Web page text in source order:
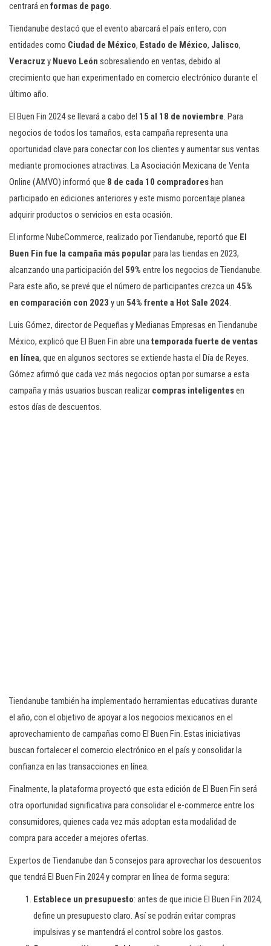
centrará en formas de pago.
Tiendanube destacó que el evento abarcará el país entero, con
entidades como Ciudad de México, Estado de México, Jalisco,
Veracruz y Nuevo León sobresaliendo en ventas, debido al
crecimiento que han experimentado en comercio electrónico durante el
último año.
El Buen Fin 2024 se llevará a cabo del 15 al 18 de noviembre. Para
negocios de todos los tamaños, esta campaña representa una
oportunidad clave para conectar con los clientes y aumentar sus ventas
mediante promociones atractivas. La Asociación Mexicana de Venta
Online (AMVO) informó que 8 de cada 10 compradoreshan
participado en ediciones anteriores y este mismo porcentaje planea
adquirir productos o servicios en esta ocasión.
El informe NubeCommerce, realizado por Tiendanube, reportó que El
Buen Fin fue la campaña más popular para las tiendas en 2023,
alcanzando una participación del 59% entre los negocios de Tiendanube.
Para este año, se prevé que el número de participantes crezca un 45%
en comparación con 2023 y un 54% frente a Hot Sale 2024.
Luis Gómez, director de Pequeñas y Medianas Empresas en Tiendanube
México, explicó que El Buen Fin abre unatemporada fuerte de ventas
en línea, que en algunos sectores se extiende hasta el Día de Reyes.
Gómez afirmó que cada vez más negocios optan por sumarse a esta
campaña y más usuarios buscan realizar compras inteligentesen
estos días de descuentos.
Tiendanube también ha implementado herramientas educativas durante
el año, con el objetivo de apoyar a los negocios mexicanos en el
aprovechamiento de campañas como El Buen Fin. Estas iniciativas
buscan fortalecer el comercio electrónico en el país y consolidar la
confianza en las transacciones en línea.
Finalmente, la plataforma proyectó que esta edición de El Buen Fin será
otra oportunidad significativa para consolidar el e-commerce entre los
consumidores, quienes cada vez más adoptan esta modalidad de
compra para acceder a mejores ofertas.
Expertos de Tiendanube dan 5 consejos para aprovechar los descuentos
que tendrá El Buen Fin 2024 y comprar en línea de forma segura:
Establece un presupuesto: antes de que inicie El Buen Fin 2024,
define un presupuesto claro. Así se podrán evitar compras
impulsivas y se mantendrá el control sobre los gastos.